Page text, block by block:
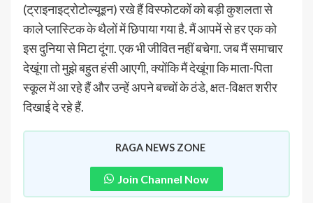
(ट्राइनाइट्रोटोल्यूइन) रखे हैं विस्फोटकों को बड़ी कुशलता से
काले प्लास्टिक के थैलों में छिपाया गया है. मैं आपमें से हर एक को
इस दुनिया से मिटा दूंगा. एक भी जीवित नहीं बचेगा. जब मैं समाचार
देखूंगा तो मुझे बहुत हंसी आएगी, क्योंकि मैं देखूंगा कि माता-पिता
स्कूल में आ रहे हैं और उन्हें अपने बच्चों के ठंडे, क्षत-विक्षत शरीर
दिखाई दे रहे हैं.
RAGA NEWS ZONE
Join Channel Now